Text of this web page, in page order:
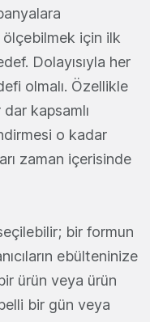
için ilk
Dolayısıyla her
olmalı. Özellikle
kapsamlı
o kadar
zaman içerisinde
bir formun
ebülteninize
ürün veya ürün
bir gün veya